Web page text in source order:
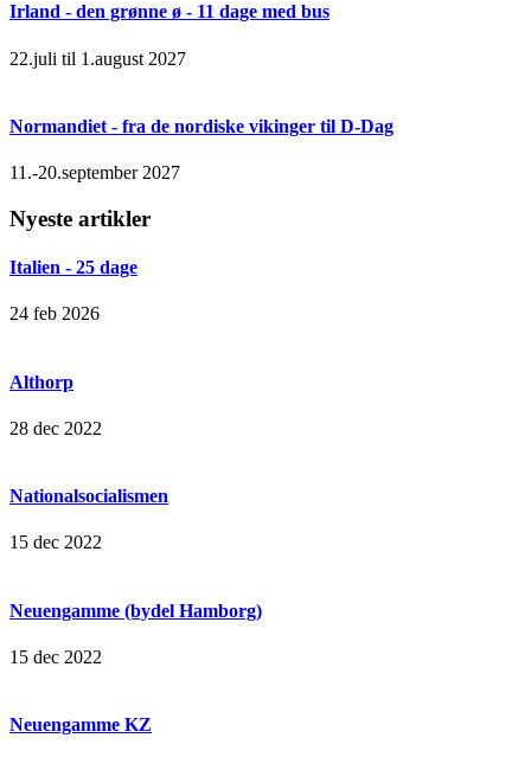
Irland - den grønne ø - 11 dage med bus
22.juli til 1.august 2027
Normandiet - fra de nordiske vikinger til D-Dag
11.-20.september 2027
Nyeste artikler
Italien - 25 dage
24 feb 2026
Althorp
28 dec 2022
Nationalsocialismen
15 dec 2022
Neuengamme (bydel Hamborg)
15 dec 2022
Neuengamme KZ